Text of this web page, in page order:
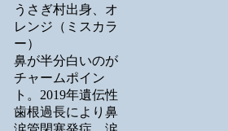
うさぎ村出身、オ
レンジ（ミスカラ
ー）
鼻が半分白いのが
チャームポイン
ト。2019年遺伝性
歯根過長により鼻